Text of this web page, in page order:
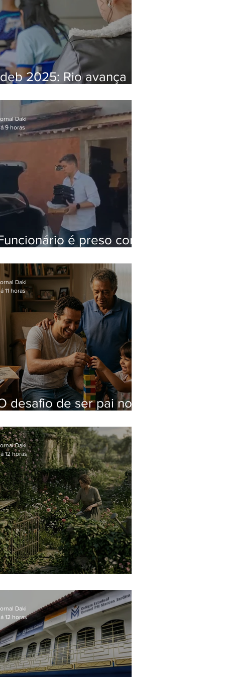
2025: Rio avança
da média nacional
é preso com
Hospital do Andaraí
Daki
9 horas
desafio de ser pai no
Daki
11 horas
Daki
12 horas
Daki
12 horas